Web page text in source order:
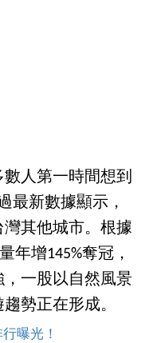
人第一時間想到
最新數據顯示，
灣其他城市。根據
年增145%奪冠，
一股以自然風景
勢正在形成。
曝光！